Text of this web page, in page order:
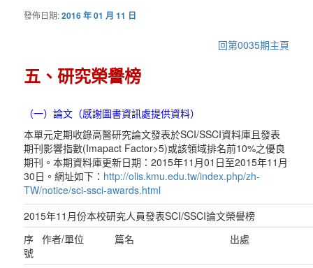
發佈日期:2016 年 01 月 11 日
回第0035期主頁
五、研究榮譽榜
（一）論文（感謝圖書資訊處提供資料）
本單元定期收錄高醫研究論文發表於SCI/SSCI資料庫且發表
期刊影響指數(Imapact Factor>5)或該領域排名前10%之優良
期刊。本期資料庫更新日期：2015年11月01日至2015年11月
30日。網址如下： http://olis.kmu.edu.tw/index.php/zh-
TW/notice/sci-ssci-awards.html
2015年11月份本校研究人員發表SCI/SSCI論文榮譽榜
序
號
作者/單位 篇名 出處